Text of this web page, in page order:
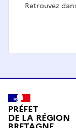
Retrouvez
PRÉFET
DE LA RÉGION